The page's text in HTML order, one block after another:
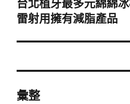
下
一
文
台北植牙最多元綿綿
雷射用擁有減脂產品
彙整